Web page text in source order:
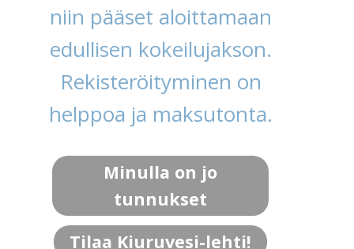
niin pääset aloittamaan
edullisen kokeilujakson.
Rekisteröityminen on
helppoa ja maksutonta.
Minulla on jo
tunnukset
Tilaa Kiuruvesi-lehti!